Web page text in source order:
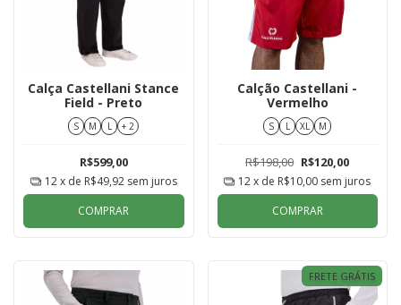
Calça Castellani Stance
Field - Preto
S M L + 2
R$599,00
12x de R$49,92 sem juros
COMPRAR
Calção Castellani -
Vermelho
S L XL M
R$198,00 R$120,00
12x de R$10,00 sem juros
COMPRAR
FRETE GRÁTIS